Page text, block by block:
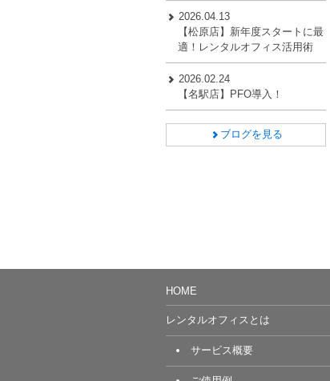
2026.04.13
【松原店】新年度スタートに最
適！レンタルオフィス活用術
2026.02.24
【名駅店】PFO導入！
ブログを見る
HOME
レンタルオフィスとは
サービス概要